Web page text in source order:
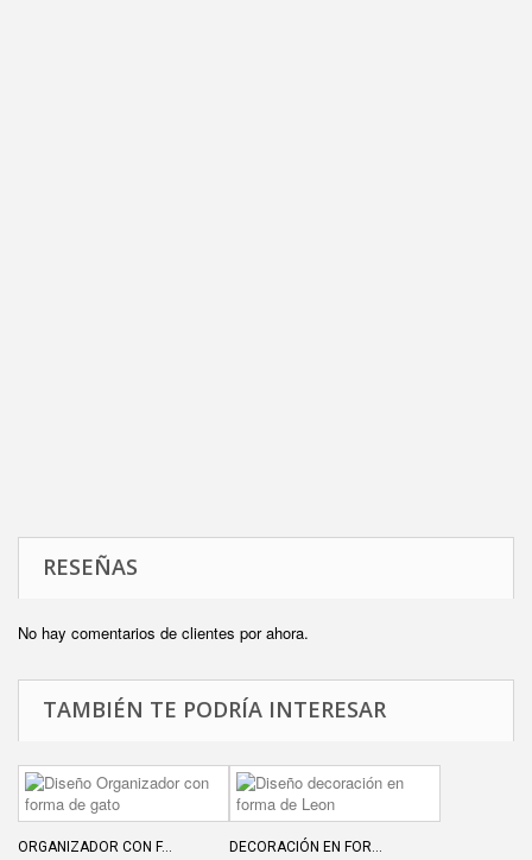
RESEÑAS
No hay comentarios de clientes por ahora.
TAMBIÉN TE PODRÍA INTERESAR
ORGANIZADOR CON F... DECORACIÓN EN FOR...